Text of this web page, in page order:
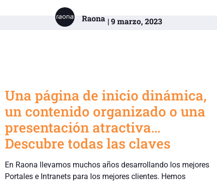
Raona | 9 marzo, 2023
Una página de inicio dinámica,
un contenido organizado o una
presentación atractiva…
Descubre todas las claves
En Raona llevamos muchos años desarrollando los mejores
Portales e Intranets para los mejores clientes. Hemos